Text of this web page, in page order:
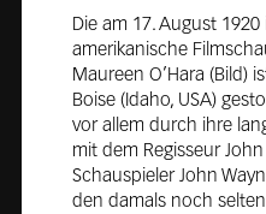
Die am 17. August
amerikanische
Maureen O’Hara (Bild)
Boise (Idaho, USA)
vor allem durch ihre
mit dem Regisseur
Schauspieler John
den damals noch